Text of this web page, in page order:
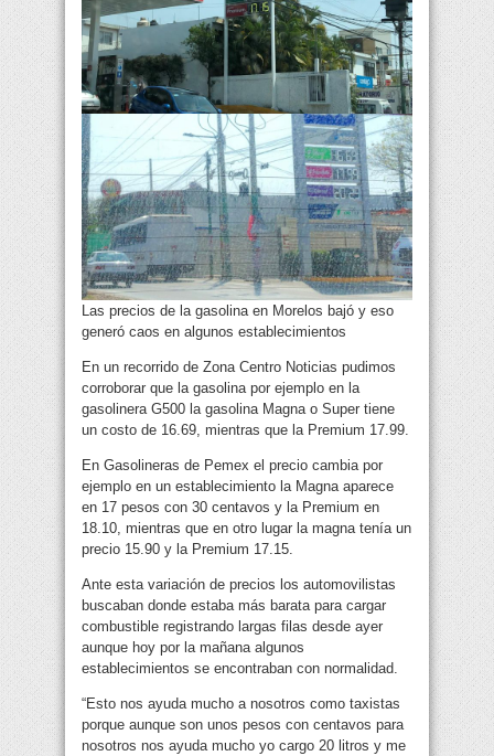
Las precios de la gasolina en Morelos bajó y eso
generó caos en algunos establecimientos
En un recorrido de Zona Centro Noticias pudimos
corroborar que la gasolina por ejemplo en la
gasolinera G500 la gasolina Magna o Super tiene
un costo de 16.69, mientras que la Premium 17.99.
En Gasolineras de Pemex el precio cambia por
ejemplo en un establecimiento la Magna aparece
en 17 pesos con 30 centavos y la Premium en
18.10, mientras que en otro lugar la magna tenía un
precio 15.90 y la Premium 17.15.
Ante esta variación de precios los automovilistas
buscaban donde estaba más barata para cargar
combustible registrando largas filas desde ayer
aunque hoy por la mañana algunos
establecimientos se encontraban con normalidad.
“Esto nos ayuda mucho a nosotros como taxistas
porque aunque son unos pesos con centavos para
nosotros nos ayuda mucho yo cargo 20 litros y me